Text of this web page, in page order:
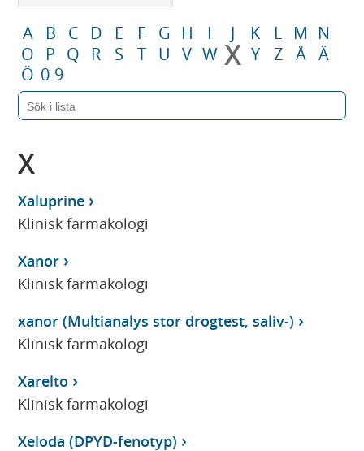
A B C D E F G H I J K L M N
O
P Q R S T U V W X Y Z Å Ä
Ö 0-9
X
Xaluprine
Klinisk farmakologi
Xanor
Klinisk farmakologi
xanor (Multianalys stor drogtest, saliv-)
Klinisk farmakologi
Xarelto
Klinisk farmakologi
Xeloda (DPYD-fenotyp)